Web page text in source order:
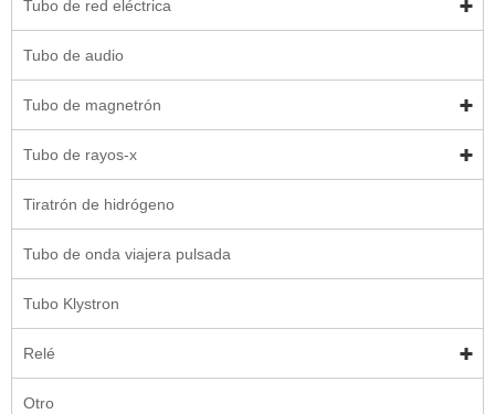
Tubo de red eléctrica
Tubo de audio
Tubo de magnetrón
Tubo de rayos-x
Tiratrón de hidrógeno
Tubo de onda viajera pulsada
Tubo Klystron
Relé
Otro